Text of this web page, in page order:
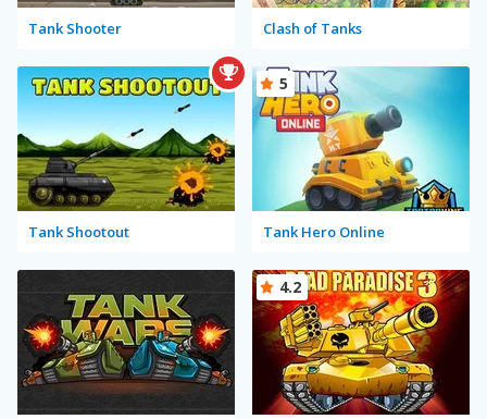
Tank Shooter Clash of Tanks
Tank Shootout Tank Hero Online
5
4.2